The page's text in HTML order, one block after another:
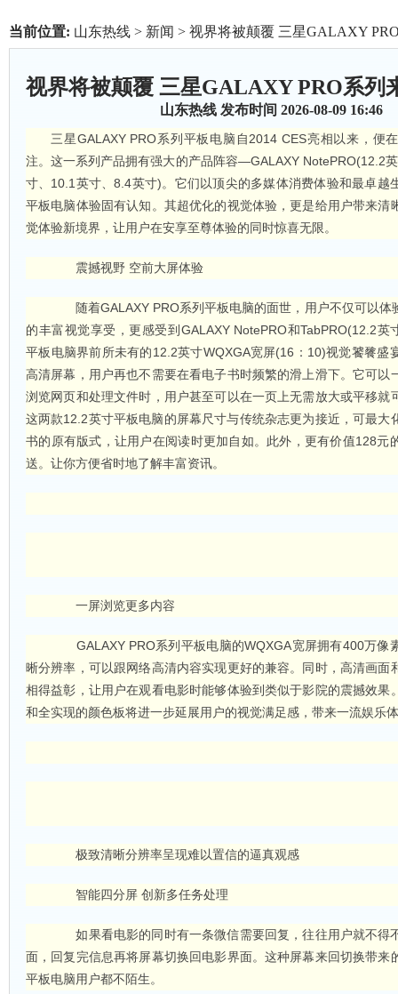
当前位置: 山东热线 > 新闻 > 视界将被颠覆 三星GALAXY
视界将被颠覆 三星GALAXY PRO系列
山东热线发布时间 2026-08-09 16:46
三星GALAXY PRO系列平板电脑自2014 CES亮相以来，便
注。这一系列产品拥有强大的产品阵容—GALAXY NotePRO(12.2
寸、10.1英寸、8.4英寸)。它们以顶尖的多媒体消费体验和最卓越
平板电脑体验固有认知。其超优化的视觉体验，更是给用户带来清
觉体验新境界，让用户在安享至尊体验的同时惊喜无限。
震撼视野 空前大屏体验
随着GALAXY PRO系列平板电脑的面世，用户不仅可以体
的丰富视觉享受，更感受到GALAXY NotePRO和TabPRO(12.2英
平板电脑界前所未有的12.2英寸WQXGA宽屏(16：10)视觉饕餮盛
高清屏幕，用户再也不需要在看电子书时频繁的滑上滑下。它可以
浏览网页和处理文件时，用户甚至可以在一页上无需放大或平移就
这两款12.2英寸平板电脑的屏幕尺寸与传统杂志更为接近，可最大
书的原有版式，让用户在阅读时更加自如。此外，更有价值128元
送。让你方便省时地了解丰富资讯。
一屏浏览更多内容
GALAXY PRO系列平板电脑的WQXGA宽屏拥有400万像
晰分辨率，可以跟网络高清内容实现更好的兼容。同时，高清画面
相得益彰，让用户在观看电影时能够体验到类似于影院的震撼效果
和全实现的颜色板将进一步延展用户的视觉满足感，带来一流娱乐
极致清晰分辨率呈现难以置信的逼真观感
智能四分屏 创新多任务处理
如果看电影的同时有一条微信需要回复，往往用户就不得
面，回复完信息再将屏幕切换回电影界面。这种屏幕来回切换带来
平板电脑用户都不陌生。